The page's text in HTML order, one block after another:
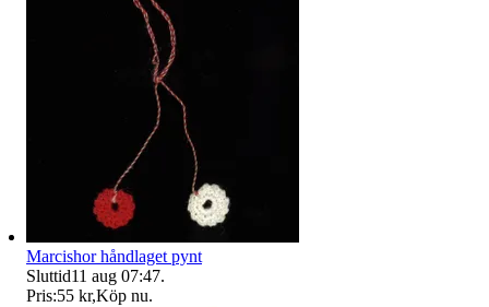
Marcishor håndlaget pynt
Sluttid11 aug 07:47.
Pris:55 kr,Köp nu.